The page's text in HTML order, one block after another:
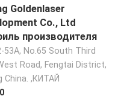
Goldenlaser
Co., Ltd
производителя
53A, No.65 South Third
Road, Fengtai District,
China. ,КИТАЙ